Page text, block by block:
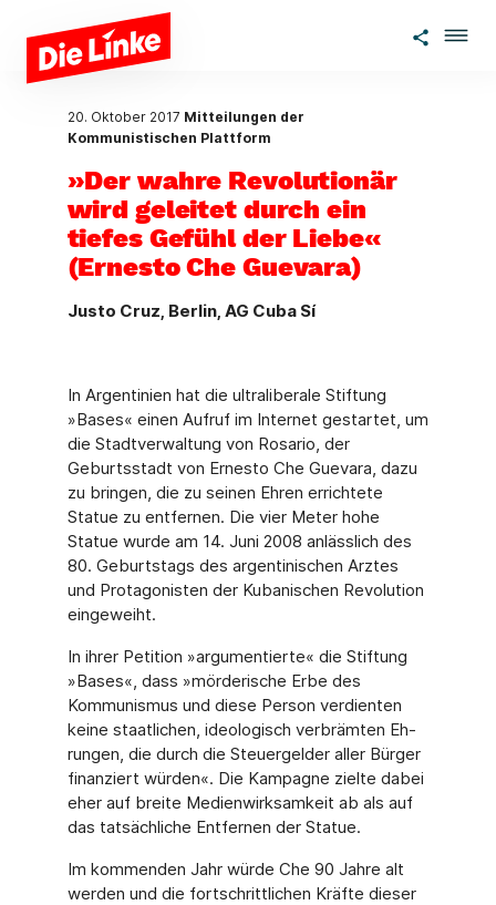
Zum Hauptinhalt springen
20. Oktober 2017 Mitteilungen der
Kommunistischen Plattform
»Der wahre Revolutionär
wird geleitet durch ein
tiefes Gefühl der Liebe«
(Ernesto Che Guevara)
Justo Cruz, Berlin, AG Cuba Sí
In Argentinien hat die ultraliberale Stiftung
»Bases« einen Aufruf im Internet gestartet, um
die Stadtverwaltung von Rosario, der
Geburtsstadt von Ernesto Che Guevara, dazu
zu bringen, die zu seinen Ehren errichtete
Statue zu entfernen. Die vier Meter hohe
Statue wurde am 14. Juni 2008 anlässlich des
80. Geburtstags des argentinischen Arztes
und Protagonisten der Kubanischen Revolution
eingeweiht.
In ihrer Petition »argumentierte« die Stiftung
»Bases«, dass »mörderische Erbe des
Kommunismus und diese Person verdienten
keine staatlichen, ideologisch verbrämten Eh­
rungen, die durch die Steuergelder aller Bürger
finanziert würden«. Die Kampagne zielte dabei
eher auf breite Medienwirksamkeit ab als auf
das tatsächliche Entfernen der Statue.
Im kommenden Jahr würde Che 90 Jahre alt
werden und die fortschrittlichen Kräfte dieser